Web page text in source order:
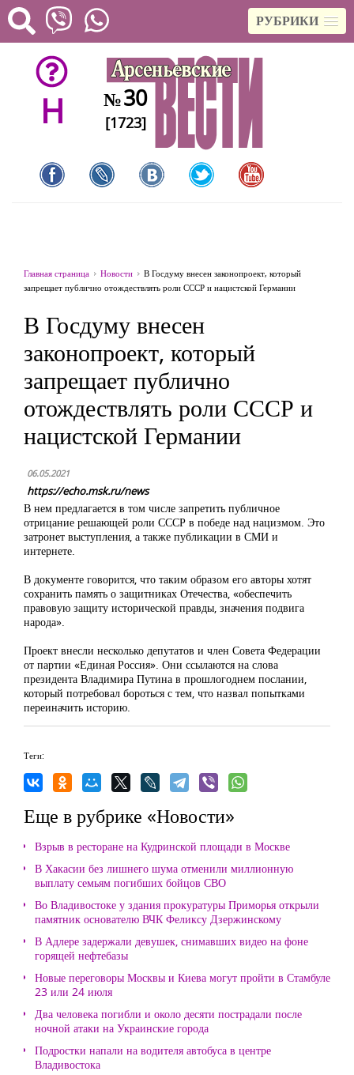
РУБРИКИ
H №30
[1723]
Главная страница Новости
В Госдуму внесен законопроект, который
запрещает публично отождествлять роли СССР и нацистской Германии
В Госдуму внесен
законопроект, который
запрещает публично
отождествлять роли СССР и
нацистской Германии
06.05.2021
https://echo.msk.ru/news
В нем предлагается в том числе запретить публичное
отрицание решающей роли СССР в победе над нацизмом. Это
затронет выступления, а также публикации в СМИ и
интернете.
В документе говорится, что таким образом его авторы хотят
сохранить память о защитниках Отечества, «обеспечить
правовую защиту исторической правды, значения подвига
народа».
Проект внесли несколько депутатов и член Совета Федерации
от партии «Единая Россия». Они ссылаются на слова
президента Владимира Путина в прошлогоднем послании,
который потребовал бороться с тем, что назвал попытками
переиначить историю.
Теги:
Еще в рубрике «Новости»
Взрыв в ресторане на Кудринской площади в Москве
В Хакасии без лишнего шума отменили миллионную
выплату семьям погибших бойцов СВО
Во Владивостоке у здания прокуратуры Приморья открыли
памятник основателю ВЧК Феликсу Дзержинскому
В Адлере задержали девушек, снимавших видео на фоне
горящей нефтебазы
Новые переговоры Москвы и Киева могут пройти в Стамбуле
23 или 24 июля
Два человека погибли и около десяти пострадали после
ночной атаки на Украинские города
Подростки напали на водителя автобуса в центре
Владивостока